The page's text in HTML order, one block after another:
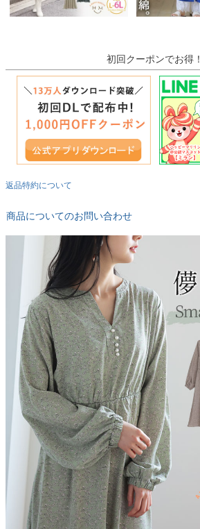
初回クーポンでお得！
返品特約について
商品についてのお問い合わせ